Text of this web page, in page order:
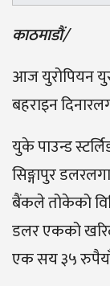
काठमाडौं/
आज युरोपियन
बहराइन
युके पाउन्ड
सिङ्गापुर
बैंकले तोकेको
डलर एकको
एक सय ३५